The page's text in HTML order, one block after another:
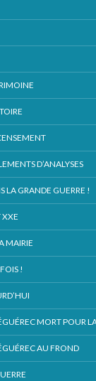
D’ANALYSES
LA GRANDE GUERRE !
XXE
MAIRIE
!
MORT POUR
AU FROND